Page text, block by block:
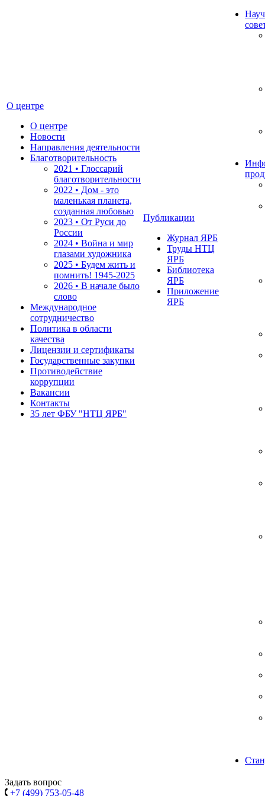
О центре
О центре
Новости
Направления деятельности
Благотворительность
2021 • Глоссарий
благотворительности
2022 • Дом - это
маленькая планета,
созданная любовью
2023 • От Руси до
России
2024 • Война и мир
глазами художника
2025 • Будем жить и
помнить! 1945-2025
2026 • В начале было
слово
Международное
сотрудничество
Политика в области
качества
Лицензии и сертификаты
Государственные закупки
Противодействие
коррупции
Вакансии
Контакты
35 лет ФБУ "НТЦ ЯРБ"
Публикации
Журнал ЯРБ
Труды НТЦ
ЯРБ
Библиотека
ЯРБ
Приложение
ЯРБ
Задать вопрос
+7 (499) 753-05-48